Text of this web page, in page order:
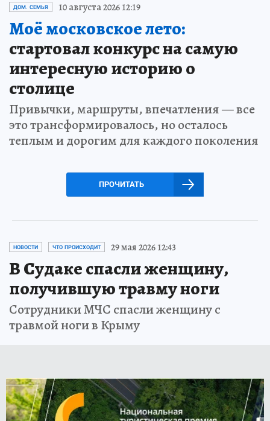
ДОМ. СЕМЬЯ 10 августа 2026 12:19
Моё московское лето:
стартовал конкурс на самую
интересную историю о
столице
Привычки, маршруты, впечатления — все
это трансформировалось, но осталось
теплым и дорогим для каждого поколения
ПРОЧИТАТЬ
НОВОСТИ ЧТО ПРОИСХОДИТ 29 мая 2026 12:43
В Судаке спасли женщину,
получившую травму ноги
Сотрудники МЧС спасли женщину с
травмой ноги в Крыму